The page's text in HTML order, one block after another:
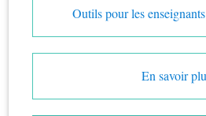
Outils pour les
En savoir